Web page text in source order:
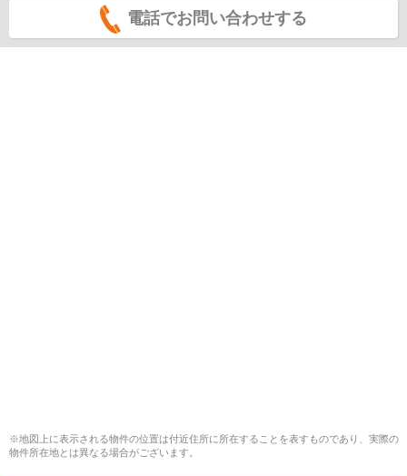
電話でお問い合わせする
※地図上に表示される物件の位置は付近住所に所在することを表すものであり、実際の
物件所在地とは異なる場合がございます。